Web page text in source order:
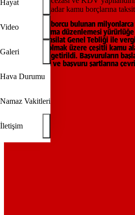
Hayat
Video
Galeri
Hava Durumu
Namaz Vakitleri
İletişim
Vergi ve kamu borcu bulunan
yeni yapılandırma düzenlemesi
yayımlanan Tahsilat Genel Tebliği ile
cezaları başta olmak üzere çeşitli kamu
ödeme imkânı getirildi. Başvuruların
ödeme takvimi ve başvuru şartlarına